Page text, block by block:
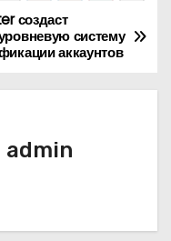
создаст
систему
аккаунтов
admin